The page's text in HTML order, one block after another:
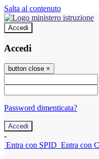
Salta al contenuto
Accedi
Accedi
button close ×
Password dimenticata?
-
Entra con SPID Entra con